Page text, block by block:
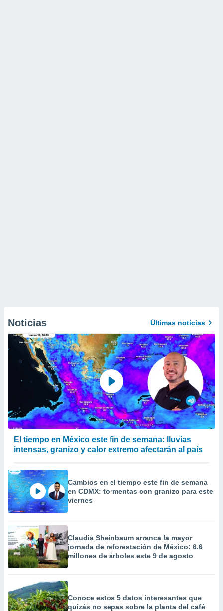
Noticias Últimas noticias
El tiempo en México este fin de semana: lluvias
intensas, granizo y calor extremo afectarán al país
Cambios en el tiempo este fin de semana
en CDMX: tormentas con granizo para este
viernes
Claudia Sheinbaum arranca la mayor
jornada de reforestación de México: 6.6
millones de árboles este 9 de agosto
Conoce estos 5 datos interesantes que
quizás no sepas sobre la planta del café